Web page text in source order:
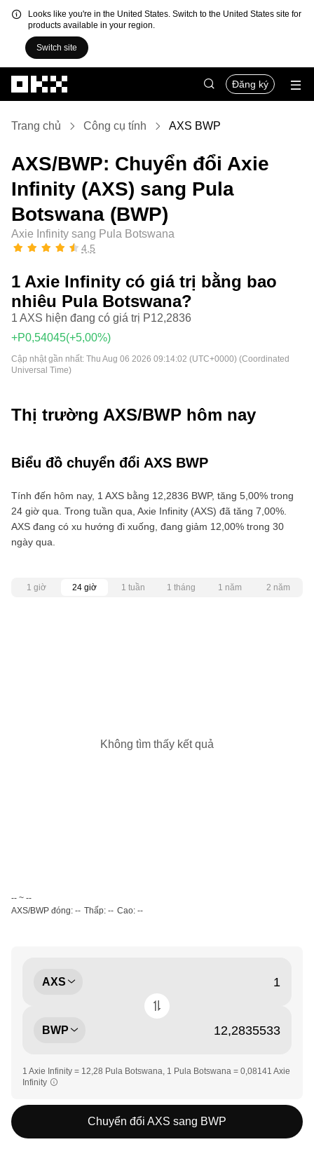
Looks like you're in the United States. Switch to the United States site for
products available in your region.
Switch site
Đăng ký
Trang chủ Công cụ tính AXS BWP
AXS/BWP: Chuyển đổi Axie
Infinity (AXS) sang Pula
Botswana (BWP)
Axie Infinity sang Pula Botswana
4,5
1 Axie Infinity có giá trị bằng bao
nhiêu Pula Botswana?
1 AXS hiện đang có giá trị P12,2836
+P0,54045(+5,00%)
Cập nhật gần nhất: Thu Aug 06 2026 09:14:02 (UTC+0000) (Coordinated
Universal Time)
Thị trường AXS/BWP hôm nay
Biểu đồ chuyển đổi AXS BWP
Tính đến hôm nay, 1 AXS bằng 12,2836 BWP, tăng 5,00% trong
24 giờ qua. Trong tuần qua, Axie Infinity (AXS) đã tăng 7,00%.
AXS đang có xu hướng đi xuống, đang giảm 12,00% trong 30
ngày qua.
1 giờ 24 giờ 1 tuần 1 tháng 1 năm 2 năm
Không tìm thấy kết quả
-- ~ --
AXS/BWP đóng: -- Thấp: -- Cao: --
AXS
BWP
1 Axie Infinity = 12,28 Pula Botswana, 1 Pula Botswana = 0,08141 Axie
Infinity
Chuyển đổi AXS sang BWP